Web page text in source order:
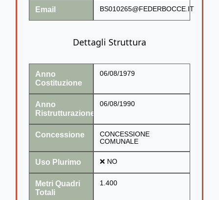
Email BS010265@FEDERBOCCE.IT
Dettagli Struttura
Anno
Costituzione
06/08/1979
Anno
Ristrutturazione
06/08/1990
Concessione
CONCESSIONE
COMUNALE
Uso Plurimo ❌ NO
Metri Quadri
Totali
1.400